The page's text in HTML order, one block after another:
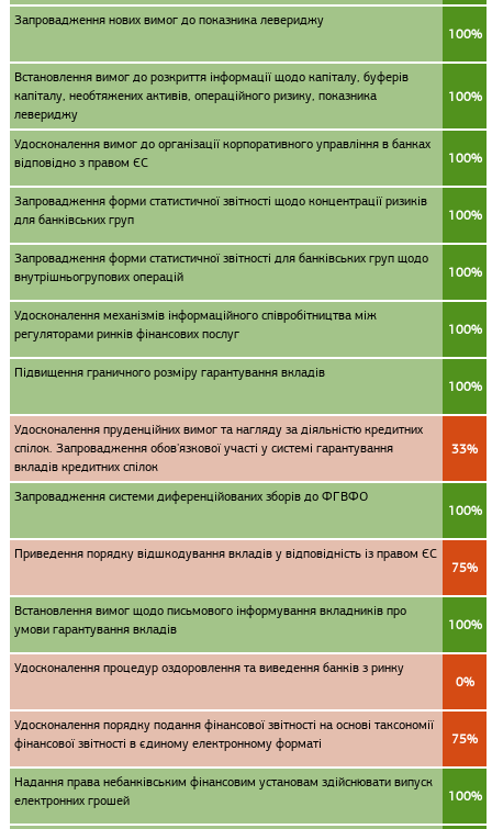
Запровадження нових вимог до показника левериджу
100%
Встановлення вимог до розкриття інформації щодо капіталу, буферів
капіталу, необтяжених активів, операційного ризику, показника
левериджу
100%
Удосконалення вимог до організації корпоративного управління в банках
відповідно з правом ЄС
100%
Запровадження форми статистичної звітності щодо концентрації ризиків
для банківських груп
100%
Запровадження форми статистичної звітності для банківських груп щодо
внутрішньогрупових операцій
100%
Удосконалення механізмів інформаційного співробітництва між
регуляторами ринків фінансових послуг
100%
Підвищення граничного розміру гарантування вкладів
100%
Удосконалення пруденційних вимог та нагляду за діяльністю кредитних
спілок. Запровадження обов'язкової участі у системі гарантування
вкладів кредитних спілок
33%
Запровадження системи диференційованих зборів до ФГВФО
100%
Приведення порядку відшкодування вкладів у відповідність із правом ЄС
75%
Встановлення вимог щодо письмового інформування вкладників про
умови гарантування вкладів
100%
Удосконалення процедур оздоровлення та виведення банків з ринку
0%
Удосконалення порядку подання фінансової звітності на основі таксономії
фінансової звітності в єдиному електронному форматі
75%
Надання права небанківським фінансовим установам здійснювати випуск
електронних грошей
100%